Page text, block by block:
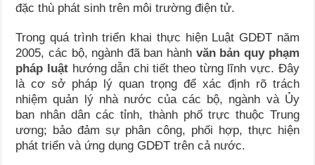
đặc thù phát sinh trên môi trường điện tử.
Trong quá trình triển khai thực hiện Luật GDĐT năm
2005, các bộ, ngành đã ban hành văn bản quy phạm
pháp luậthướng dẫn chi tiết theo từng lĩnh vực. Đây
là cơ sở pháp lý quan trọng để xác định rõ trách
nhiệm quản lý nhà nước của các bộ, ngành và Ủy
ban nhân dân các tỉnh, thành phố trực thuộc Trung
ương; bảo đảm sự phân công, phối hợp, thực hiện
phát triển và ứng dụng GDĐT trên cả nước.